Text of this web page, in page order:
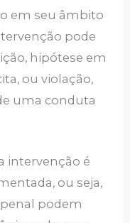
em seu âmbito
pode
hipótese em
ou violação,
uma conduta
intervenção é
ou seja,
podem